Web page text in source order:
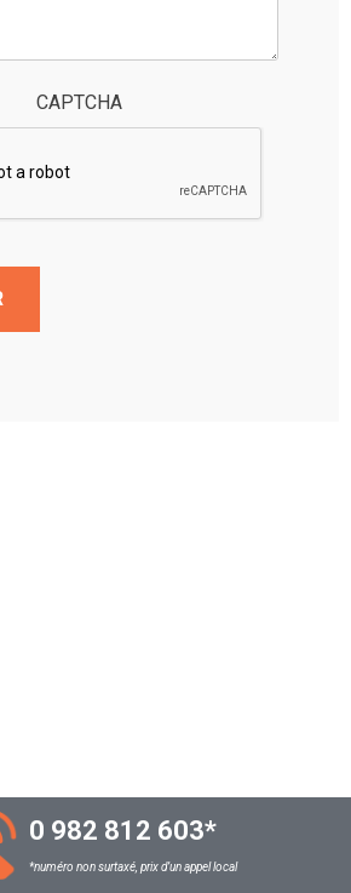
CAPTCHA
0 982 812 603*
*numéro non surtaxé, prix d’un appel local